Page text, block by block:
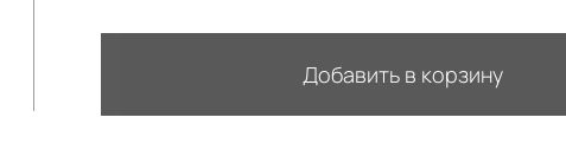
Добавить в корзину